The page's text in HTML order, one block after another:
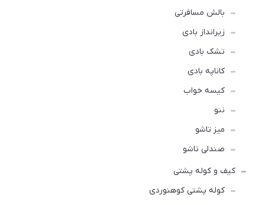
بالش مسافرتی
زیرانداز بادی
تشک بادی
کاناپه بادی
کیسه خواب
ننو
میز تاشو
صندلی تاشو
کیف و کوله پشتی
کوله پشتی کوهنوردی